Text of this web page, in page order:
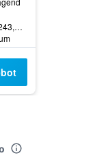
Lungomare Garibaldi 243, Milazzo, Sizilien, Italien